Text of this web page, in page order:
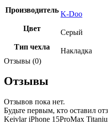
Производитель K-Doo
Цвет
Серый
Тип чехла
Накладка
Отзывы (0)
Отзывы
Отзывов пока нет.
Будьте первым, кто оставил
Keivlar iPhone 15ProMax